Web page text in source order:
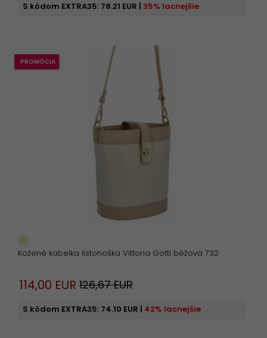
S kódom EXTRA35: 78.21 EUR 35% lacnejšie
Kožené kabelka listonoška Vittoria Gotti béžová 732
PROMÓCIA
114,00 EUR 126,67 EUR
S kódom EXTRA35: 74.10 EUR 42% lacnejšie